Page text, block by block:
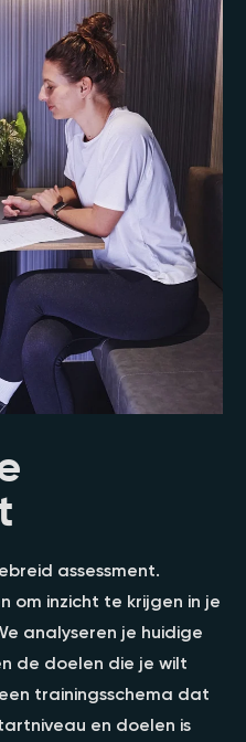
assessment.
om inzicht te krijgen in je
analyseren je huidige
de doelen die je wilt
trainingsschema dat
en doelen is